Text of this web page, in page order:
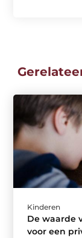
Kinderen
De waarde
voor een